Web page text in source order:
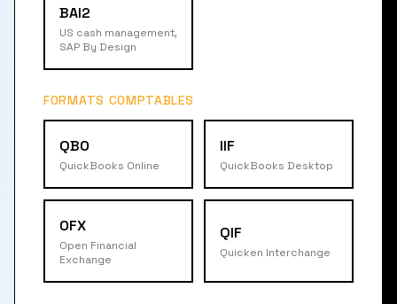
BAI2
US cash management,
SAP By Design
FORMATS COMPTABLES
QBO
QuickBooks Online
IIF
QuickBooks Desktop
OFX
Open Financial
Exchange
QIF
Quicken Interchange